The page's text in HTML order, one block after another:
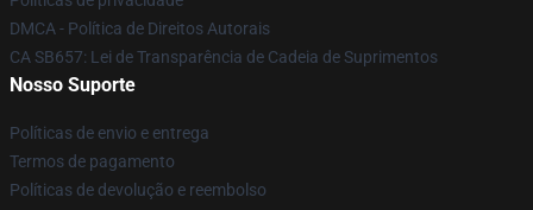
DMCA - Política de Direitos Autorais
CA SB657: Lei de Transparência de Cadeia de Suprimentos
Nosso Suporte
Políticas de envio e entrega
Termos de pagamento
Políticas de devolução e reembolso